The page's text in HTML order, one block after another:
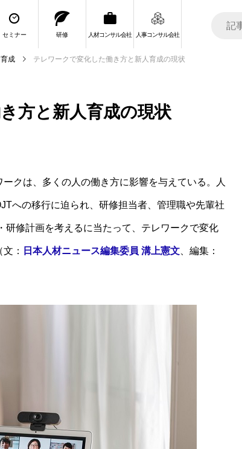
セミナー 研修 人材コンサル会社 人事コンサル会社
成 テレワークで変化した働き方と新人育成の現状
方と新人育成の現状
クは、多くの人の働き方に影響を与えている。人
への移行に迫られ、研修担当者、管理職や先輩社
研修計画を考えるに当たって、テレワークで変化
： 日本人材ニュース編集委員 溝上憲文 、編集：